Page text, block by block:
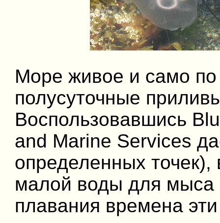
Море живое и само
полусуточные
Воспользовавшись
and Marine Services
определенных
малой воды для мыса
плавания времена